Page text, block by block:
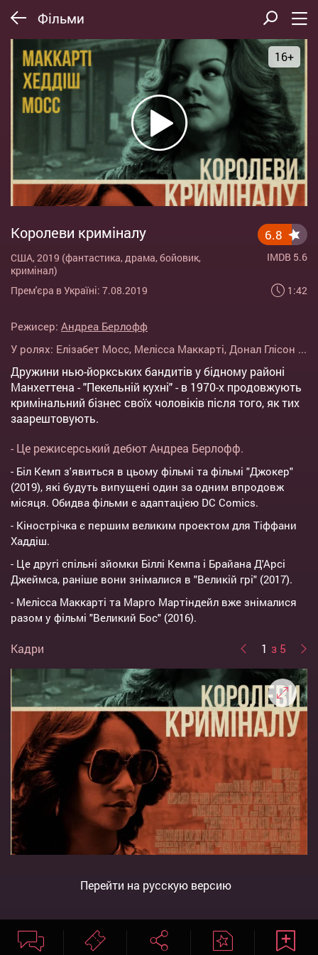
Фільми
16+
Королеви криміналу
США, 2019 (фантастика, драма, бойовик,
кримінал)
Прем'єра в Україні: 7.08.2019
6.8
IMDB 5.6
1:42
Режисер: Андреа Берлофф
У ролях: Елізабет Мосс, Мелісса Маккарті, Донал Глісон ...
Дружини нью-йоркських бандитів у бідному районі
Манхеттена - "Пекельній кухні" - в 1970-х продовжують
кримінальний бізнес своїх чоловіків після того, як тих
заарештовують.
- Це режисерський дебют Андреа Берлофф.
- Біл Кемп з'явиться в цьому фільмі та фільмі "Джокер"
(2019), які будуть випущені один за одним впродовж
місяця. Обидва фільми є адаптацією DC Comics.
- Кінострічка є першим великим проектом для Тіффани
Хаддіш.
- Це другі спільні зйомки Біллі Кемпа і Брайана Д'Арсі
Джеймса, раніше вони знімалися в "Великій грі" (2017).
- Мелісса Маккарті та Марго Мартіндейл вже знімалися
разом у фільмі "Великий Бос" (2016).
Кадри 1 з 5
Перейти на русскую версию